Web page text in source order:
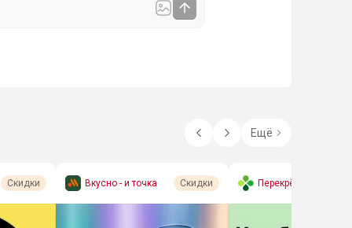
Ещё
Скидки Вкусно - и точка Скидки
Перекрёсток (экспре